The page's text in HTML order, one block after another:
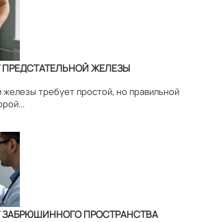
ПРЕДСТАТЕЛЬНОЙ ЖЕЛЕЗЫ
железы требует простой, но правильной
ЗАБРЮШИННОГО ПРОСТРАНСТВА